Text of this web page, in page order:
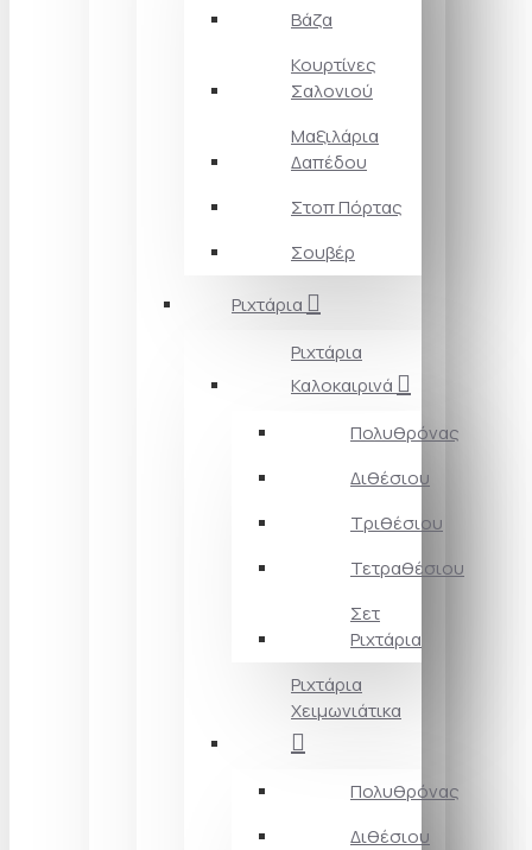
Βάζα
Κουρτίνες
Σαλονιού
Μαξιλάρια
Δαπέδου
Στοπ Πόρτας
Σουβέρ
Ριχτάρια
Ριχτάρια
Καλοκαιρινά
Πολυθρόνας
Διθέσιου
Τριθέσιου
Τετραθέσιου
Σετ
Ριχτάρια
Ριχτάρια
Χειμωνιάτικα
Πολυθρόνας
Διθέσιου